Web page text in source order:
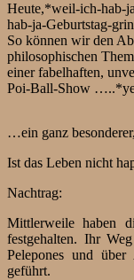
Heute,*weil-ich-hab-
hab-ja-Geburtstag-
So können wir den
philosophischen
einer fabelhaften,
Poi-Ball-Show
…ein ganz
Ist das Leben nicht
Nachtrag:
Mittlerweile haben
festgehalten. Ihr
Pelepones und
geführt.